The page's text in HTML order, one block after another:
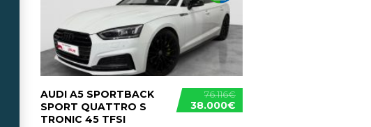
76.116€
38.000€
AUDI A5 SPORTBACK
SPORT QUATTRO S
TRONIC 45 TFSI